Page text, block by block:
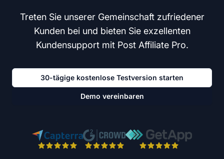
Treten Sie unserer Gemeinschaft zufriedener
Kunden bei und bieten Sie exzellenten
Kundensupport mit Post Affiliate Pro.
30-tägige kostenlose Testversion starten
Demo vereinbaren